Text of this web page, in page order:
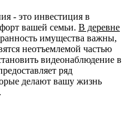
- это инвестиция в
вашей семьи. В деревне
имущества важны,
неотъемлемой частью
видеонаблюдение в
ряд
делают вашу жизнь